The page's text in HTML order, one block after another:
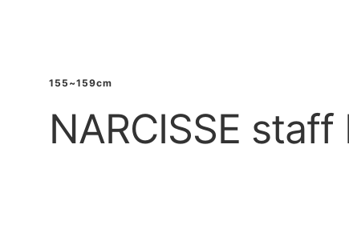
155~159cm
NARCISSE staff